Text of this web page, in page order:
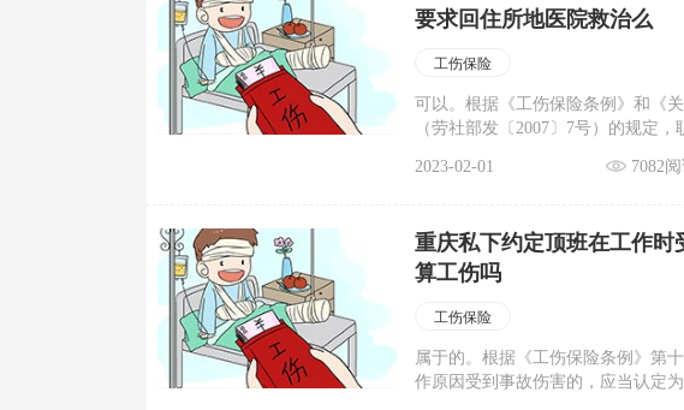
要求回住所地医院救治么
工伤保险
可以。根据《工伤保险条例》和《
（劳社部发〔2007〕7号）的规定
可在事故发生地优先选择协议医疗机
2023-02-01 7082阅
重庆私下约定顶班在工作
算工伤吗
工伤保险
属于的。根据《工伤保险条例》第
作原因受到事故伤害的，应当认定为